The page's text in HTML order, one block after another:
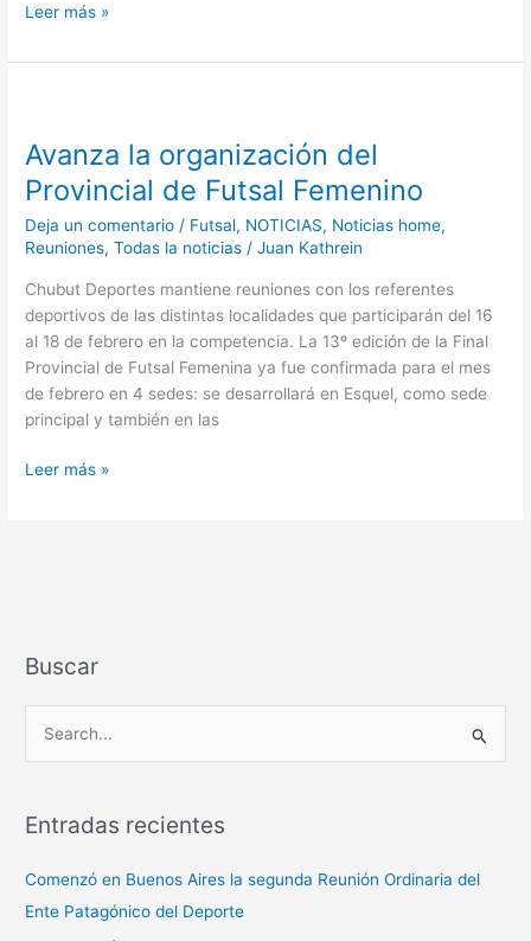
Leer más »
Avanza la organización del
Provincial de Futsal Femenino
Deja un comentario / Futsal, NOTICIAS, Noticias home,
Reuniones,Todas la noticias /Juan Kathrein
Chubut Deportes mantiene reuniones con los referentes
deportivos de las distintas localidades que participarán del 16
al 18 de febrero en la competencia. La 13º edición de la Final
Provincial de Futsal Femenina ya fue confirmada para el mes
de febrero en 4 sedes: se desarrollará en Esquel, como sede
principal y también en las
organización
del
Provincial
de
Futsal
Femenino
Leer más »
Buscar
c
Entradas recientes
Comenzó en Buenos Aires la segunda Reunión Ordinaria del
Ente Patagónico del Deporte